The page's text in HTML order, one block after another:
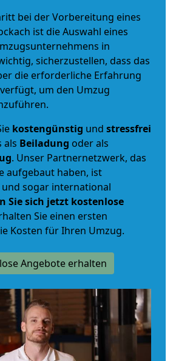
bei der Vorbereitung eines
ist die Auswahl eines
in
sicherzustellen, dass das
die erforderliche Erfahrung
um den Umzug
kostengünstig und stressfrei
als Beiladung oder als
. Unser Partnernetzwerk, das
aufgebaut haben, ist
sogar international
Sie sich jetzt kostenlose
Sie einen ersten
Kosten für Ihren Umzug.
Angebote erhalten